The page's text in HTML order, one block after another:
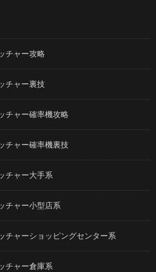
チャー攻略
チャー裏技
チャー確率機攻略
チャー確率機裏技
チャー大手系
チャー小型店系
チャーショッピングセンター系
チャー倉庫系